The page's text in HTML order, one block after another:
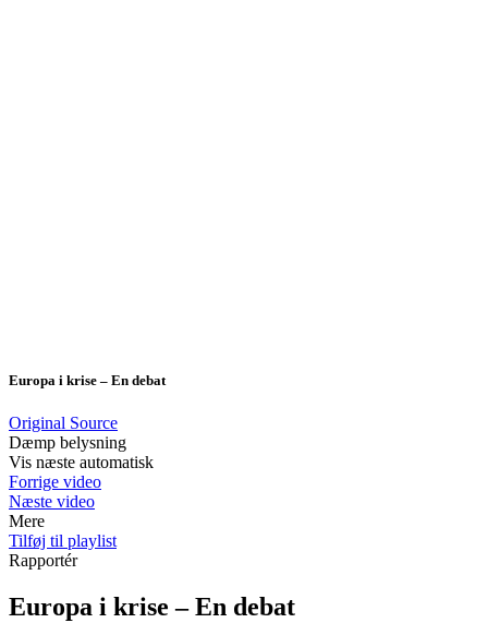
Europa i krise – En debat
Original Source
Dæmp belysning
Vis næste automatisk
Forrige video
Næste video
Mere
Tilføj til playlist
Rapportér
Europa i krise – En debat